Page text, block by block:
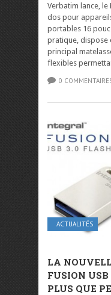
Verbatim lance, le
dos pour
portables 16
pratique, dispose
principal
flexibles
0
ACTUALITÉS
LA
FUSION
PLUS QUE